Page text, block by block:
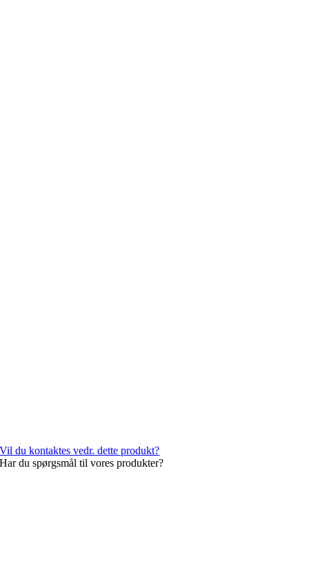
Vil du kontaktes vedr. dette produkt?
Har du spørgsmål til vores produkter?